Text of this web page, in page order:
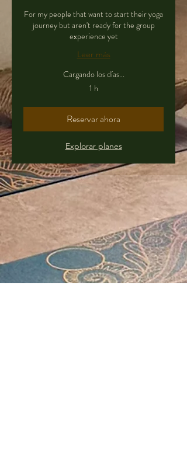
For my people that want to start their yoga
journey but aren't ready for the group
experience yet
Leer más
Cargando los días...
1 h
Reservar ahora
Explorar planes